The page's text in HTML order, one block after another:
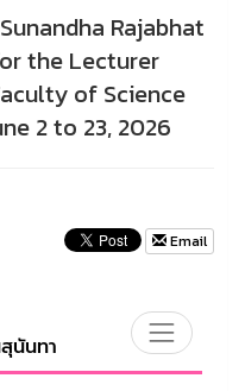
Rajabhat
the Lecturer
of Science
2 to 23, 2026
Email